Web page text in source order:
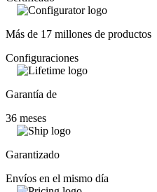
Más de 17 millones de productos
Configuraciones
Garantía de
36 meses
Garantizado
Envíos en el mismo día